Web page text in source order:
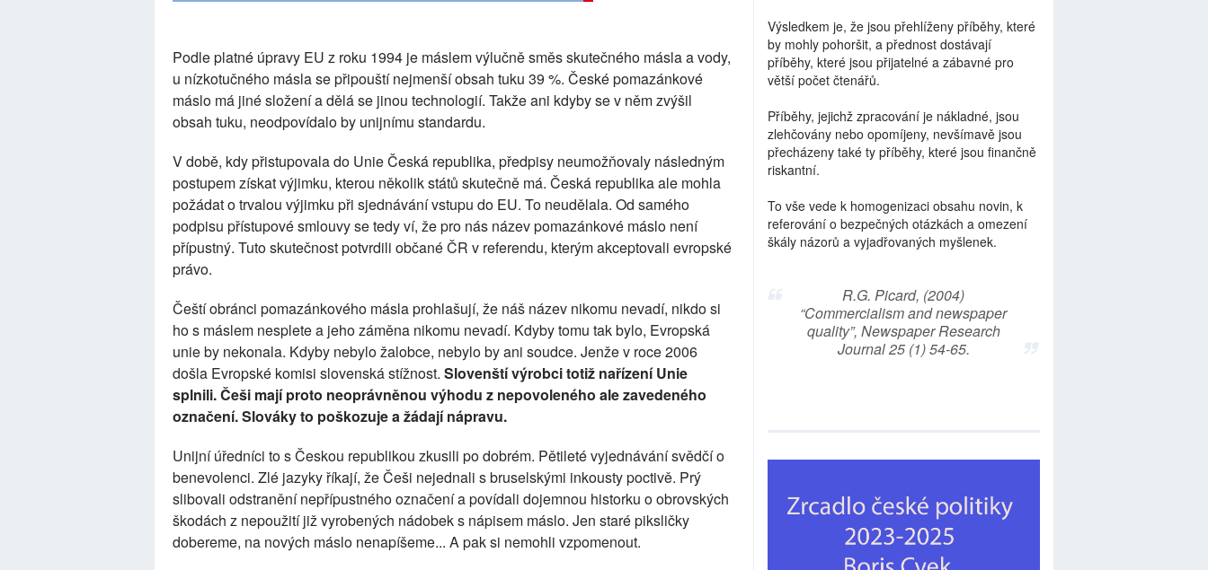
Podle platné úpravy EU z roku 1994 je máslem výlučně směs skutečného másla a vody,
u nízkotučného másla se připouští nejmenší obsah tuku 39 %. České pomazánkové
máslo má jiné složení a dělá se jinou technologií. Takže ani kdyby se v něm zvýšil
obsah tuku, neodpovídalo by unijnímu standardu.
V době, kdy přistupovala do Unie Česká republika, předpisy neumožňovaly následným
postupem získat výjimku, kterou několik států skutečně má. Česká republika ale mohla
požádat o trvalou výjimku při sjednávání vstupu do EU. To neudělala. Od samého
podpisu přístupové smlouvy se tedy ví, že pro nás název pomazánkové máslo není
přípustný. Tuto skutečnost potvrdili občané ČR v referendu, kterým akceptovali evropské
právo.
Čeští obránci pomazánkového másla prohlašují, že náš název nikomu nevadí, nikdo si
ho s máslem nesplete a jeho záměna nikomu nevadí. Kdyby tomu tak bylo, Evropská
unie by nekonala. Kdyby nebylo žalobce, nebylo by ani soudce. Jenže v roce 2006
došla Evropské komisi slovenská stížnost. Slovenští výrobci totiž nařízení Unie
splnili. Češi mají proto neoprávněnou výhodu z nepovoleného ale zavedeného
označení. Slováky to poškozuje a žádají nápravu.
Unijní úředníci to s Českou republikou zkusili po dobrém. Pětileté vyjednávání svědčí o
benevolenci. Zlé jazyky říkají, že Češi nejednali s bruselskými inkousty poctivě. Prý
slibovali odstranění nepřípustného označení a povídali dojemnou historku o obrovských
škodách z nepoužití již vyrobených nádobek s nápisem máslo. Jen staré piksličky
dobereme, na nových máslo nenapíšeme... A pak si nemohli vzpomenout.
Výsledkem je, že jsou přehlíženy příběhy, které
by mohly pohoršit, a přednost dostávají
příběhy, které jsou přijatelné a zábavné pro
větší počet čtenářů.
Příběhy, jejichž zpracování je nákladné, jsou
zlehčovány nebo opomíjeny, nevšímavě jsou
přecházeny také ty příběhy, které jsou finančně
riskantní.
To vše vede k homogenizaci obsahu novin, k
referování o bezpečných otázkách a omezení
škály názorů a vyjadřovaných myšlenek.
R.G. Picard, (2004)
“Commercialism and newspaper
quality”, Newspaper Research
Journal 25 (1) 54-65.